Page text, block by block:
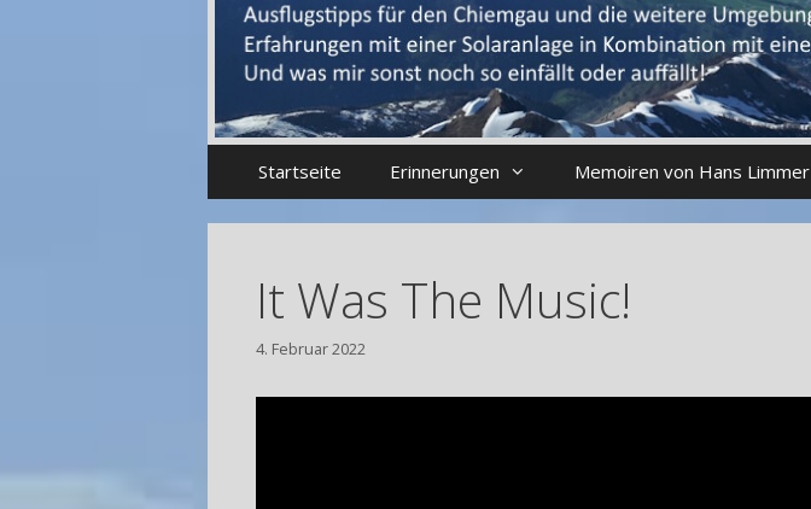
Startseite Erinnerungen Memoiren von Hans Limmer
It Was The Music!
4. Februar 2022